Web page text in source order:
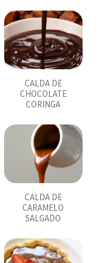
CALDA DE
CHOCOLATE
CORINGA
CALDA DE
CARAMELO
SALGADO